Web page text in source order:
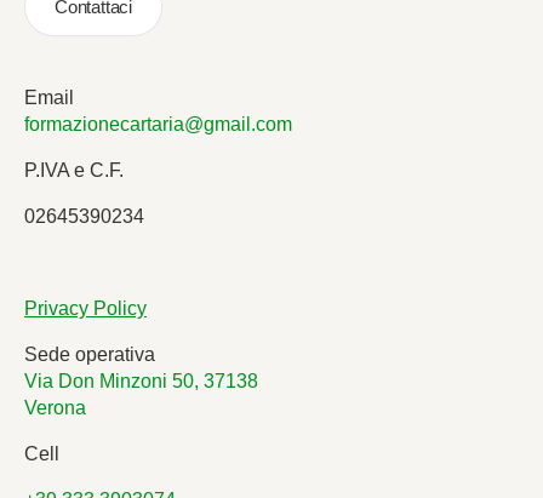
Contattaci
Email
formazionecartaria@gmail.com
P.IVA e C.F.
02645390234
Privacy Policy
Sede operativa
Via Don Minzoni 50, 37138
Verona
Cell